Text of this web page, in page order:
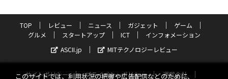
TOP レビュー ニュース ガジェット
ゲーム
グルメ
スタートアップ ICT
インフォメーション
ASCII.jp
MITテクノロジーレビュー
サイトポリシー プライバシーポリシー 運営会社
このサイトでは、利用状況の把握や広告配信などのために、